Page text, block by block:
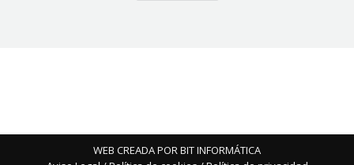
WEB CREADA POR BIT INFORMÁTICA